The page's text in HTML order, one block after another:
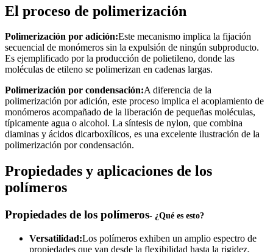
El proceso de polimerización
Polimerización por adición:Este mecanismo implica la fijación
secuencial de monómeros sin la expulsión de ningún subproducto.
Es ejemplificado por la producción de polietileno, donde las
moléculas de etileno se polimerizan en cadenas largas.
Polimerización por condensación:A diferencia de la
polimerización por adición, este proceso implica el acoplamiento de
monómeros acompañado de la liberación de pequeñas moléculas,
típicamente agua o alcohol. La síntesis de nylon, que combina
diaminas y ácidos dicarboxílicos, es una excelente ilustración de la
polimerización por condensación.
Propiedades y aplicaciones de los
polímeros
Propiedades de los polímeros- ¿Qué es esto?
Versatilidad:Los polímeros exhiben un amplio espectro de
propiedades que van desde la flexibilidad hasta la rigidez,